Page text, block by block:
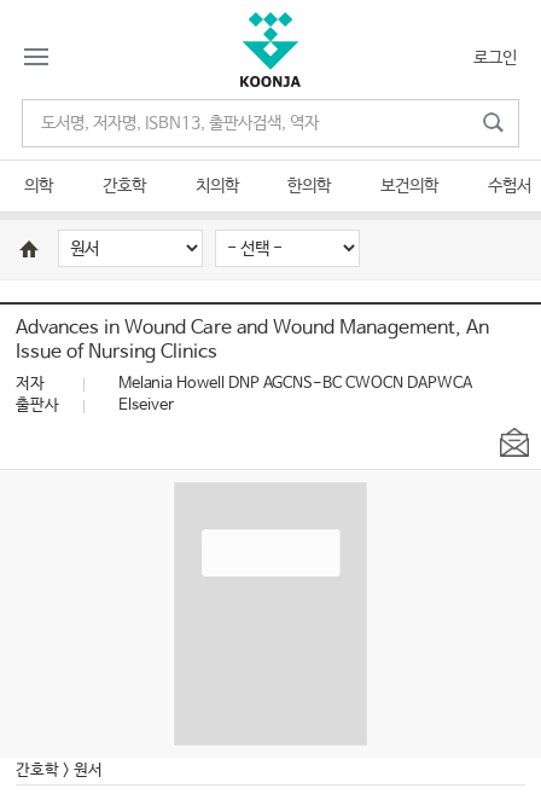
로그인
의학 간호학 치의학 한의학 보건의학 수험서
Advances in Wound Care and Wound Management, An
Issue of Nursing Clinics
저자
Melania Howell DNP AGCNS-BC CWOCN DAPWCA
출판사
Elseiver
간호학 >원서